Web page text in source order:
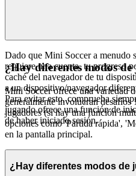
Dado que Mini Soccer a menudo
requiere una cuenta, tu progreso
caché del navegador de tu
a un dispositivo/navegador
Para evitar esto, comprueba
jugando ofrece una función de
de haber iniciado sesión.
¿Hay diferentes modos
Mini Soccer ofrece una variedad
generalmente involucran
jugadores (si hay una función
opciones como 'Partida rápida',
en la pantalla principal.
¿Hay diferentes modos de